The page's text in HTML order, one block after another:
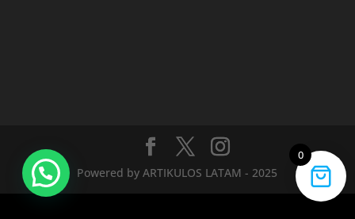
Powered by ARTIKULOS LATAM - 2025
0